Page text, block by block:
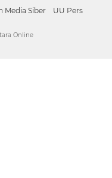
Media Siber
UU Pers
Online